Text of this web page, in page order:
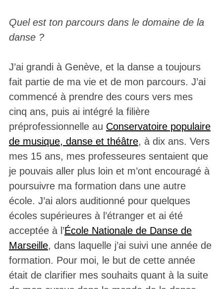
Quel est ton parcours dans le domaine de la
danse ?
J’ai grandi à Genève, et la danse a toujours
fait partie de ma vie et de mon parcours. J’ai
commencé à prendre des cours vers mes
cinq ans, puis ai intégré la filière
préprofessionnelle au Conservatoire populaire
de musique, danse et théâtre, à dix ans. Vers
mes 15 ans, mes professeures sentaient que
je pouvais aller plus loin et m’ont encouragé à
poursuivre ma formation dans une autre
école. J’ai alors auditionné pour quelques
écoles supérieures à l’étranger et ai été
acceptée à l’École Nationale de Danse de
Marseille, dans laquelle j’ai suivi une année de
formation. Pour moi, le but de cette année
était de clarifier mes souhaits quant à la suite